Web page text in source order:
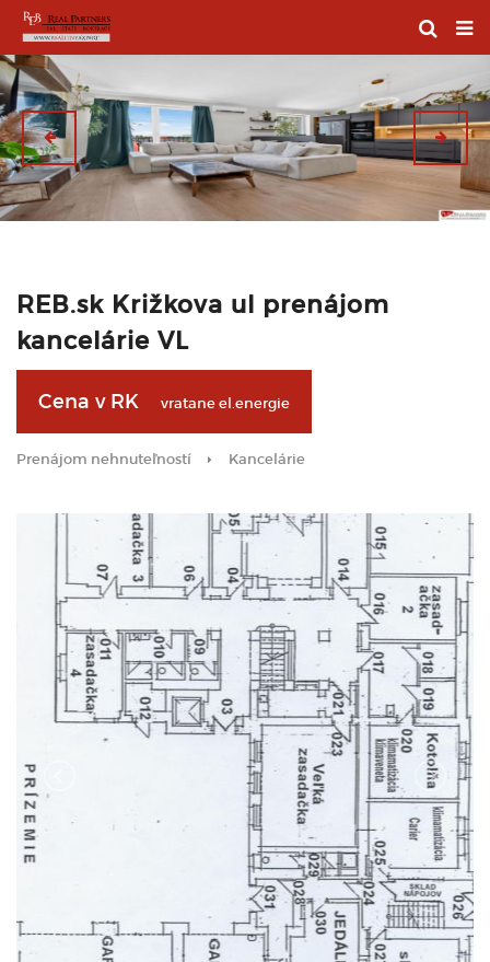
REB.sk Križkova ul prenájom
kancelárie VL
Cena v RK vratane el.energie
Prenájom nehnuteľností Kancelárie